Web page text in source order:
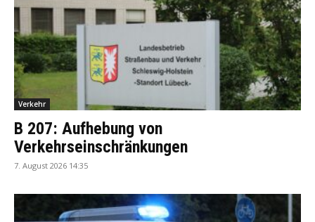
Verkehr
B 207: Aufhebung von
Verkehrseinschränkungen
7. August 2026 14:35